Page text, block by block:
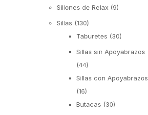
Sillones de Relax (9)
Sillas (130)
Taburetes (30)
Sillas sin Apoyabrazos
(44)
Sillas con Apoyabrazos
(16)
Butacas (30)